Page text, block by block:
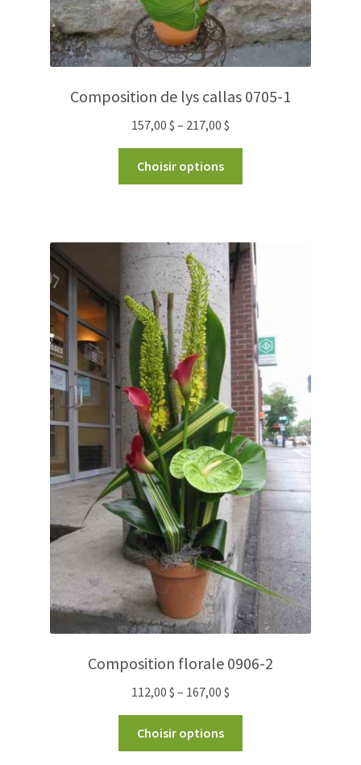
Composition de lys callas 0705-1
157,00 $ – 217,00 $
Choisir options
Composition florale 0906-2
112,00 $ – 167,00 $
Choisir options